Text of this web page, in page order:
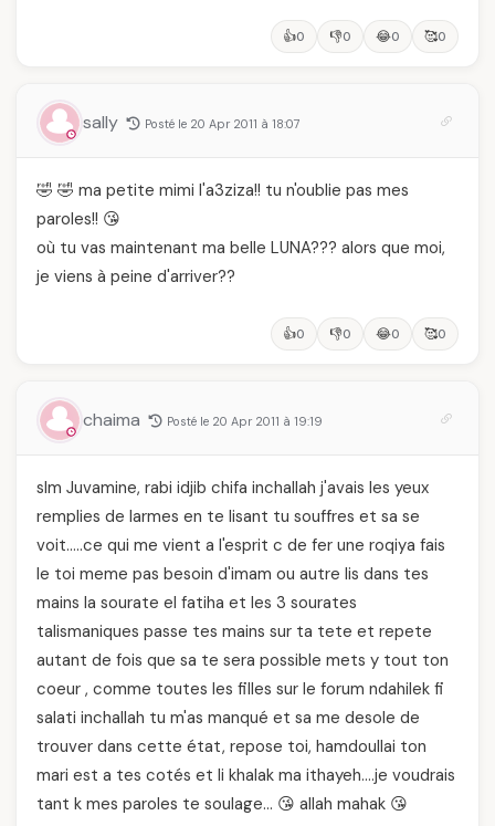
👍0 👎0 😂0 🥰0
sally Posté le 20 Apr 2011 à 18:07
🤣 🤣 ma petite mimi l'a3ziza!! tu n'oublie pas mes
paroles!! 😘
où tu vas maintenant ma belle LUNA??? alors que moi,
je viens à peine d'arriver??
👍0 👎0 😂0 🥰0
chaima Posté le 20 Apr 2011 à 19:19
slm Juvamine, rabi idjib chifa inchallah j'avais les yeux
remplies de larmes en te lisant tu souffres et sa se
voit…..ce qui me vient a l'esprit c de fer une roqiya fais
le toi meme pas besoin d'imam ou autre lis dans tes
mains la sourate el fatiha et les 3 sourates
talismaniques passe tes mains sur ta tete et repete
autant de fois que sa te sera possible mets y tout ton
coeur , comme toutes les filles sur le forum ndahilek fi
salati inchallah tu m'as manqué et sa me desole de
trouver dans cette état, repose toi, hamdoullai ton
mari est a tes cotés et li khalak ma ithayeh….je voudrais
tant k mes paroles te soulage… 😘 allah mahak 😘